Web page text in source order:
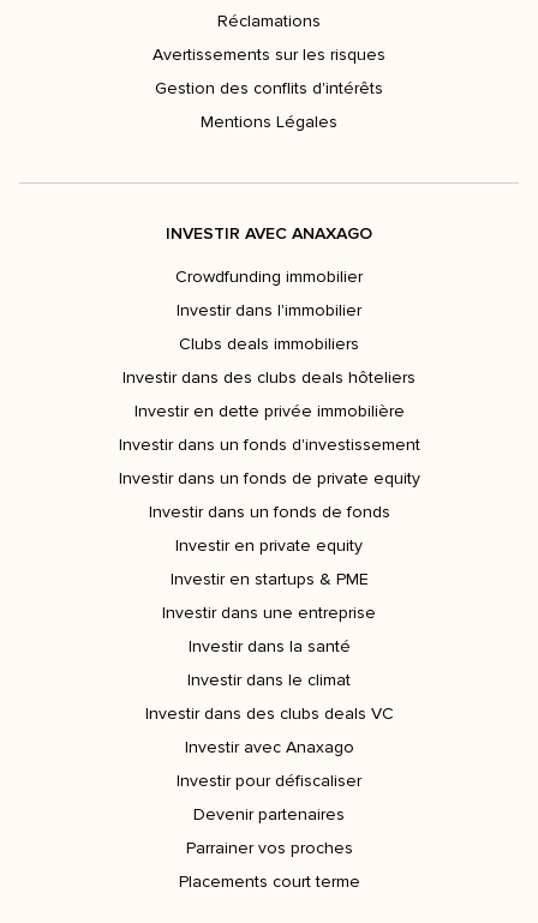
Réclamations
Avertissements sur les risques
Gestion des conflits d'intérêts
Mentions Légales
INVESTIR AVEC ANAXAGO
Crowdfunding immobilier
Investir dans l'immobilier
Clubs deals immobiliers
Investir dans des clubs deals hôteliers
Investir en dette privée immobilière
Investir dans un fonds d'investissement
Investir dans un fonds de private equity
Investir dans un fonds de fonds
Investir en private equity
Investir en startups & PME
Investir dans une entreprise
Investir dans la santé
Investir dans le climat
Investir dans des clubs deals VC
Investir avec Anaxago
Investir pour défiscaliser
Devenir partenaires
Parrainer vos proches
Placements court terme